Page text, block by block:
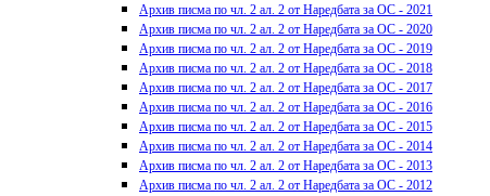
Архив писма по чл. 2 ал. 2 от Наредбата за ОС - 2021
Архив писма по чл. 2 ал. 2 от Наредбата за ОС - 2020
Архив писма по чл. 2 ал. 2 от Наредбата за ОС - 2019
Архив писма по чл. 2 ал. 2 от Наредбата за ОС - 2018
Архив писма по чл. 2 ал. 2 от Наредбата за ОС - 2017
Архив писма по чл. 2 ал. 2 от Наредбата за ОС - 2016
Архив писма по чл. 2 ал. 2 от Наредбата за ОС - 2015
Архив писма по чл. 2 ал. 2 от Наредбата за ОС - 2014
Архив писма по чл. 2 ал. 2 от Наредбата за ОС - 2013
Архив писма по чл. 2 ал. 2 от Наредбата за ОС - 2012